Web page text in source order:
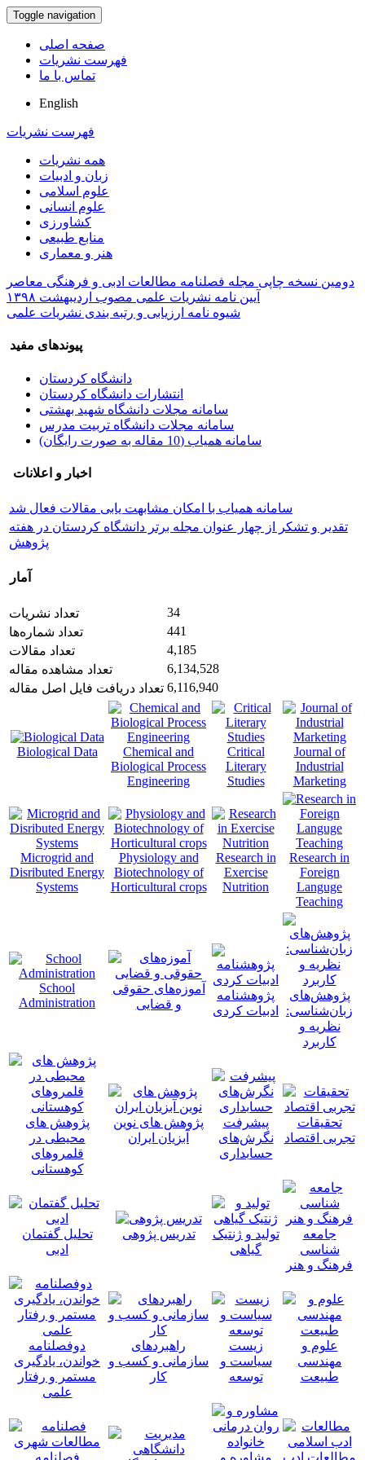
Toggle navigation
صفحه اصلی
فهرست نشریات
تماس با ما
English
فهرست نشریات
همه نشریات
زبان و ادبیات
علوم اسلامی
علوم انسانی
کشاورزی
منابع طبیعی
هنر و معماری
دومین نسخه چاپی مجله فصلنامه مطالعات ادبی و فرهنگی معاصر
آیین نامه نشریات علمی مصوب اردیبهشت ۱۳۹۸
شیوه نامه ارزیابی و رتبه بندی نشریات علمی
پیوندهای مفید
دانشگاه کردستان
انتشارات دانشگاه کردستان
سامانه مجلات دانشگاه شهید بهشتی
سامانه مجلات دانشگاه تربیت مدرس
سامانه همیاب (10 مقاله به صورت رایگان)
اخبار و اعلانات
سامانه همیاب با امکان مشابهت یابی مقالات فعال شد
تقدیر و تشکر از چهار عنوان مجله برتر دانشگاه کردستان در هفته
پژوهش
آمار
تعداد نشریات
34
تعداد شماره‌ها
441
تعداد مقالات
4,185
تعداد مشاهده مقاله
6,134,528
تعداد دریافت فایل اصل مقاله 6,116,940
Biological Data
Chemical and
Biological Process
Engineering
Critical
Literary
Studies
Journal of
Industrial
Marketing
Microgrid and
Disributed Energy
Systems
Physiology and
Biotechnology of
Horticultural crops
Research in
Exercise
Nutrition
Research in
Foreign
Languge
Teaching
School
Administration
آموزه‌های حقوقی
و قضایی
پژوهشنامه
ادبیات کردی
پژوهش‌های
زبان‌شناسی:
نظریه و
کاربرد
پژوهش های
محیطی در
قلمروهای
کوهستانی
پژوهش های نوین
آبزیان ایران
پیشرفت
نگرش‌های
حسابداری
تحقیقات
تجربی اقتصاد
تحلیل گفتمان
ادبی
تدریس پژوهی
تولید و ژنتیک
گیاهی
جامعه
شناسی
فرهنگ و هنر
دوفصلنامه
خواندن، یادگیری
مستمر و رفتار
علمی
راهبردهای
سازمانی و کسب و
کار
زیست
سیاست و
توسعه
علوم و
مهندسی
طبیعت
فصلنامه مشاوره و مطالعات ادب